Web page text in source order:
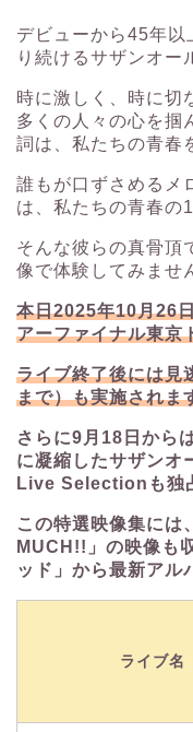
デビューから45年以
り続けるサザンオー
時に激しく、時に切
多くの人々の心を掴
詞は、私たちの青春
誰もが口ずさめるメ
は、私たちの青春の
そんな彼らの真骨頂
像で体験してみませ
本日2025年10月26
アーファイナル東京
ライブ終了後には見
まで）も実施されま
さらに9月18日から
に凝縮したサザン
Live Selectionも独
この特選映像集に
MUCH!!」の映像も
ッド」から最新アル
ライブ名